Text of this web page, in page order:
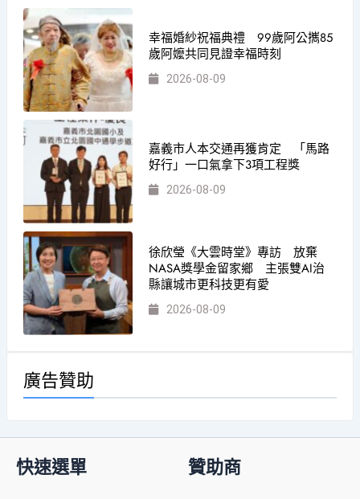
幸福婚紗祝福典禮 99歲阿公𢹂85
歲阿嬤共同見證幸福時刻
2026-08-09
嘉義市人本交通再獲肯定 「馬路
好行」一口氣拿下3項工程獎
2026-08-09
徐欣瑩《大雲時堂》專訪 放棄
NASA獎學金留家鄉 主張雙AI治
縣讓城市更科技更有愛
2026-08-09
廣告贊助
快速選單 贊助商